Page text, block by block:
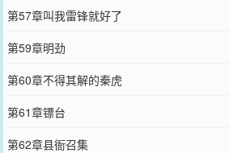
第57章叫我雷锋就好了
第59章明劲
第60章不得其解的秦虎
第61章镖台
第62章县衙召集